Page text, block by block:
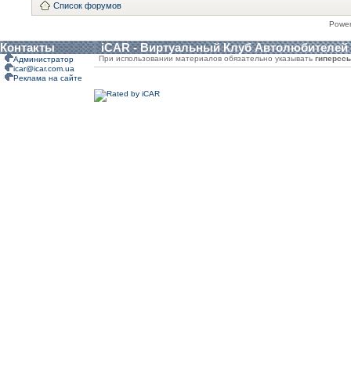
Список форумов
Контакты iCAR - Виртуальный Клуб Автолюбителей
Администратор
icar@icar.com.ua
Реклама на сайте
При использовании материалов обязательно указывать